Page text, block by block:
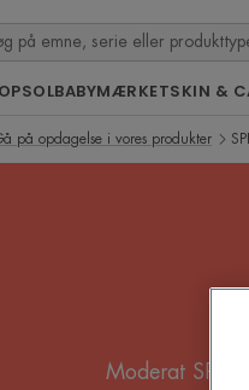
SOLBABYMÆRKETSKIN &
på opdagelse i vores produkter
Moderat SPF